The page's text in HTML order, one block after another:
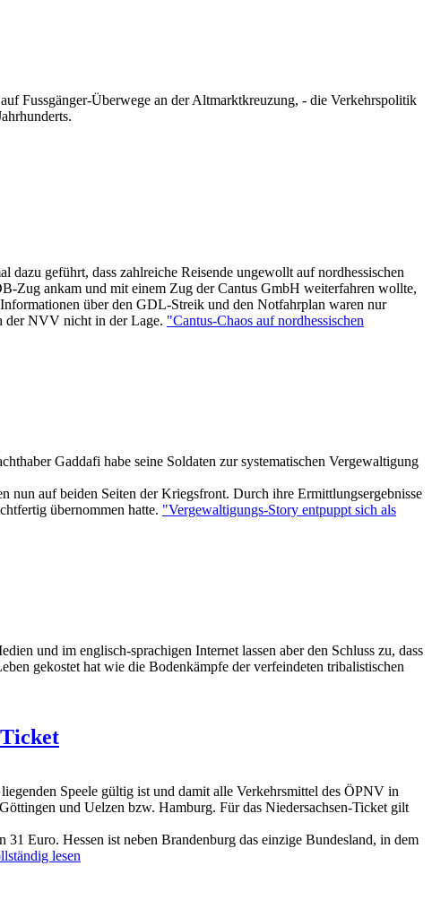
Fussgänger-Überwege an der Altmarktkreuzung, - die Verkehrspolitik
geführt, dass zahlreiche Reisende ungewollt auf nordhessischen
Zug ankam und mit einem Zug der Cantus GmbH weiterfahren wollte,
über den GDL-Streik und den Notfahrplan waren nur
der NVV nicht in der Lage. "Cantus-Chaos auf nordhessischen
Gaddafi habe seine Soldaten zur systematischen Vergewaltigung
auf beiden Seiten der Kriegsfront. Durch ihre Ermittlungsergebnisse
übernommen hatte. "Vergewaltigungs-Story entpuppt sich als
und im englisch-sprachigen Internet lassen aber den Schluss zu, dass
gekostet hat wie die Bodenkämpfe der verfeindeten tribalistischen
Speele gültig ist und damit alle Verkehrsmittel des ÖPNV in
und Uelzen bzw. Hamburg. Für das Niedersachsen-Ticket gilt
Euro. Hessen ist neben Brandenburg das einzige Bundesland, in dem
lesen